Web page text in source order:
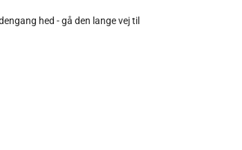
hed - gå den lange vej til